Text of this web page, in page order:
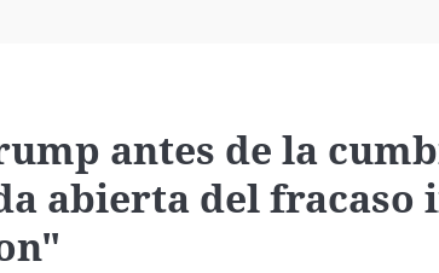
País Vasco
antes de la
abierta del fracaso